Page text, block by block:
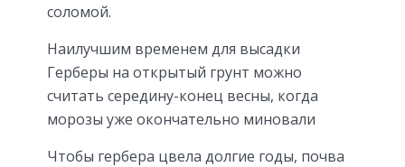
соломой.
Наилучшим временем для высадки
Герберы на открытый грунт можно
считать середину-конец весны, когда
морозы уже окончательно миновали
Чтобы гербера цвела долгие годы, почва